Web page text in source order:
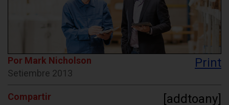
Por Mark Nicholson
Setiembre 2013
Print
Compartir [addtoany]